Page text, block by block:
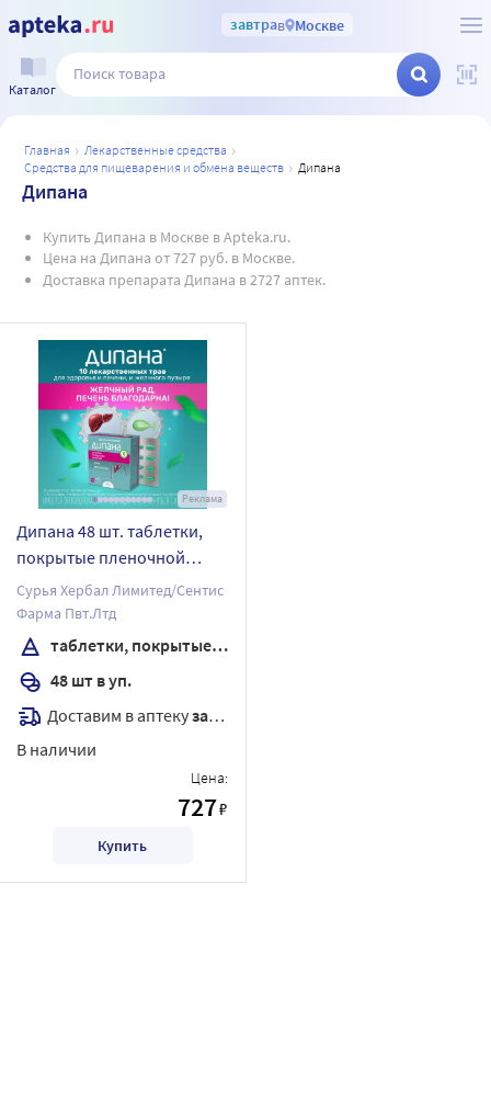
завтрав Москве
Каталог
главная
лекарственные средства
средства для пищеварения и обмена веществ
дипана
Дипана
Купить Дипана в Москве в Apteka.ru.
Цена на Дипана от 727 руб. в Москве.
Доставка препарата Дипана в 2727 аптек.
Реклама
Дипана 48 шт. таблетки,
покрытые пленочной
оболочкой
Сурья Хербал Лимитед/Сентис
Фарма Пвт.Лтд
таблетки, покрытые пленочной оболочкой
48 шт в уп.
Доставим в аптекузавтра
В наличии
Цена:
727₽
Купить